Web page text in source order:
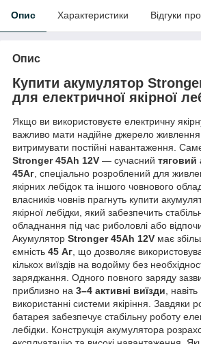
Опис Характеристики Відгуки
Опис
Купити акумулятор
для електричної якірної
Якщо ви використовуєте електричну
важливо мати надійне джерело
витримувати постійні навантаження.
Stronger 45Ah 12V — сучасний тяговий
45Аг, спеціально розроблений для
якірних лебідок та іншого човнового
власників човнів прагнуть купити
якірної лебідки, який забезпечить
обладнання під час риболовлі або
Акумулятор Stronger 45Ah 12V має
ємність 45 Аг, що дозволяє
кількох виїздів на водойму без
заряджання. Одного повного заряду
приблизно на 3–4 активні виїзди,
використанні системи якіріння. Завдяки
батарея забезпечує стабільну роботу
лебідки. Конструкція акумулятора